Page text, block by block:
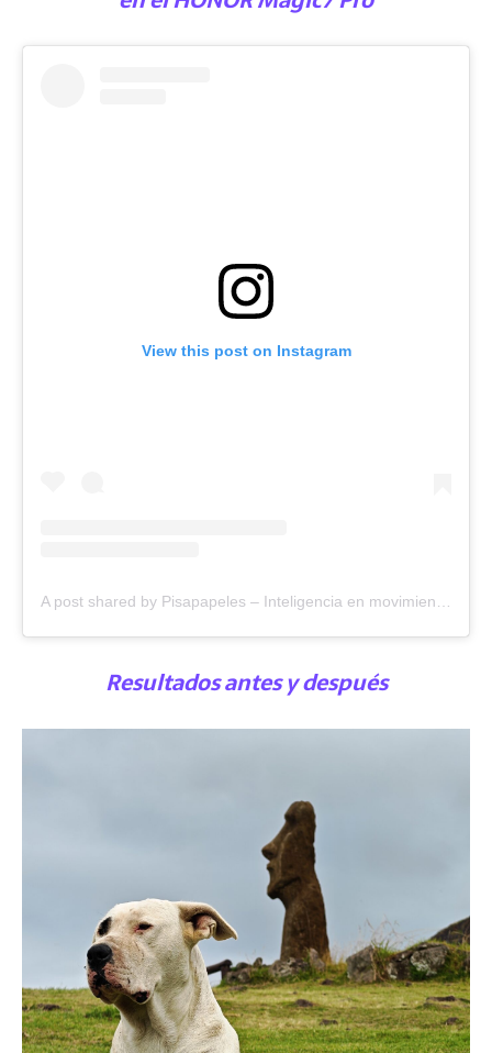
View this post on Instagram
A post shared by Pisapapeles – Inteligencia en movimiento (@pisapapeles)
Resultados antes y después